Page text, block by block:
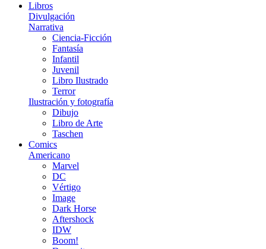
Libros
Divulgación
Narrativa
Ciencia-Ficción
Fantasía
Infantil
Juvenil
Libro Ilustrado
Terror
Ilustración y fotografía
Dibujo
Libro de Arte
Taschen
Comics
Americano
Marvel
DC
Vértigo
Image
Dark Horse
Aftershock
IDW
Boom!